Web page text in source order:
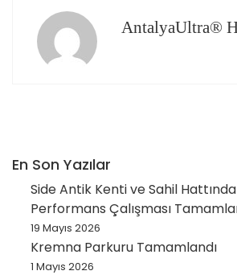
AntalyaUltra®
En Son Yazılar
Side Antik Kenti ve Sahil
Performans Çalışması
19 Mayıs 2026
Kremna Parkuru Tamamlandı
1 Mayıs 2026